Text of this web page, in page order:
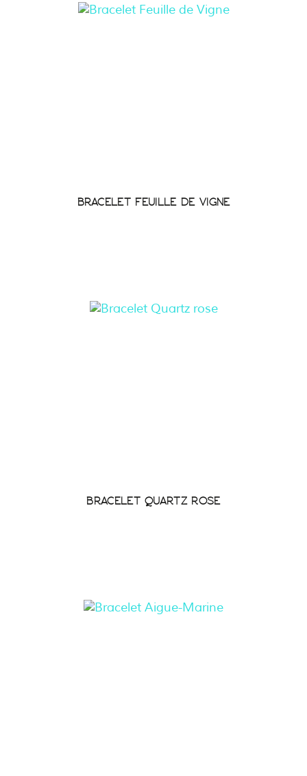
BRACELET FEUILLE DE VIGNE
BRACELET QUARTZ ROSE